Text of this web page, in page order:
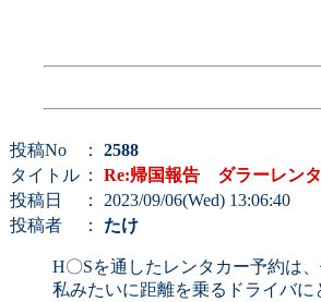
投稿No ： 2588
タイトル ： Re:帰国報告 ダラーレン
投稿日
： 2023/09/06(Wed) 13:06:40
投稿者
： たけ
H〇Sを通したレンタカー予約は
私みたいに距離を乗るドライバ